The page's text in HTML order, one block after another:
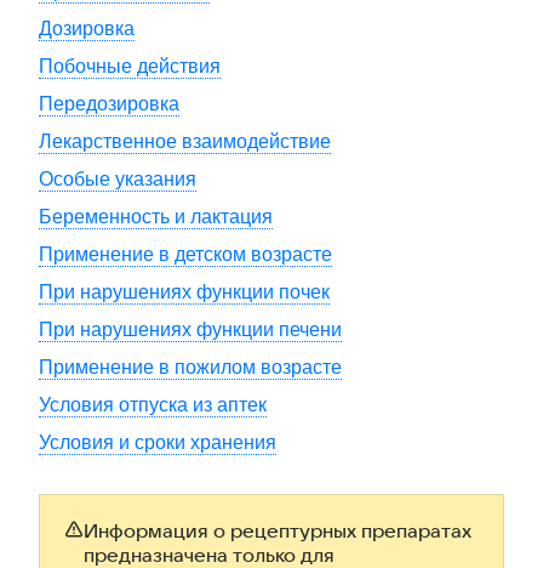
Дозировка
Побочные действия
Передозировка
Лекарственное взаимодействие
Особые указания
Беременность и лактация
Применение в детском возрасте
При нарушениях функции почек
При нарушениях функции печени
Применение в пожилом возрасте
Условия отпуска из аптек
Условия и сроки хранения
Информация о рецептурных препаратах
предназначена только для